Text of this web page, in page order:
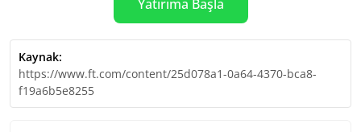
Yatırıma Başla
Kaynak:
https://www.ft.com/content/25d078a1-0a64-4370-bca8-
f19a6b5e8255